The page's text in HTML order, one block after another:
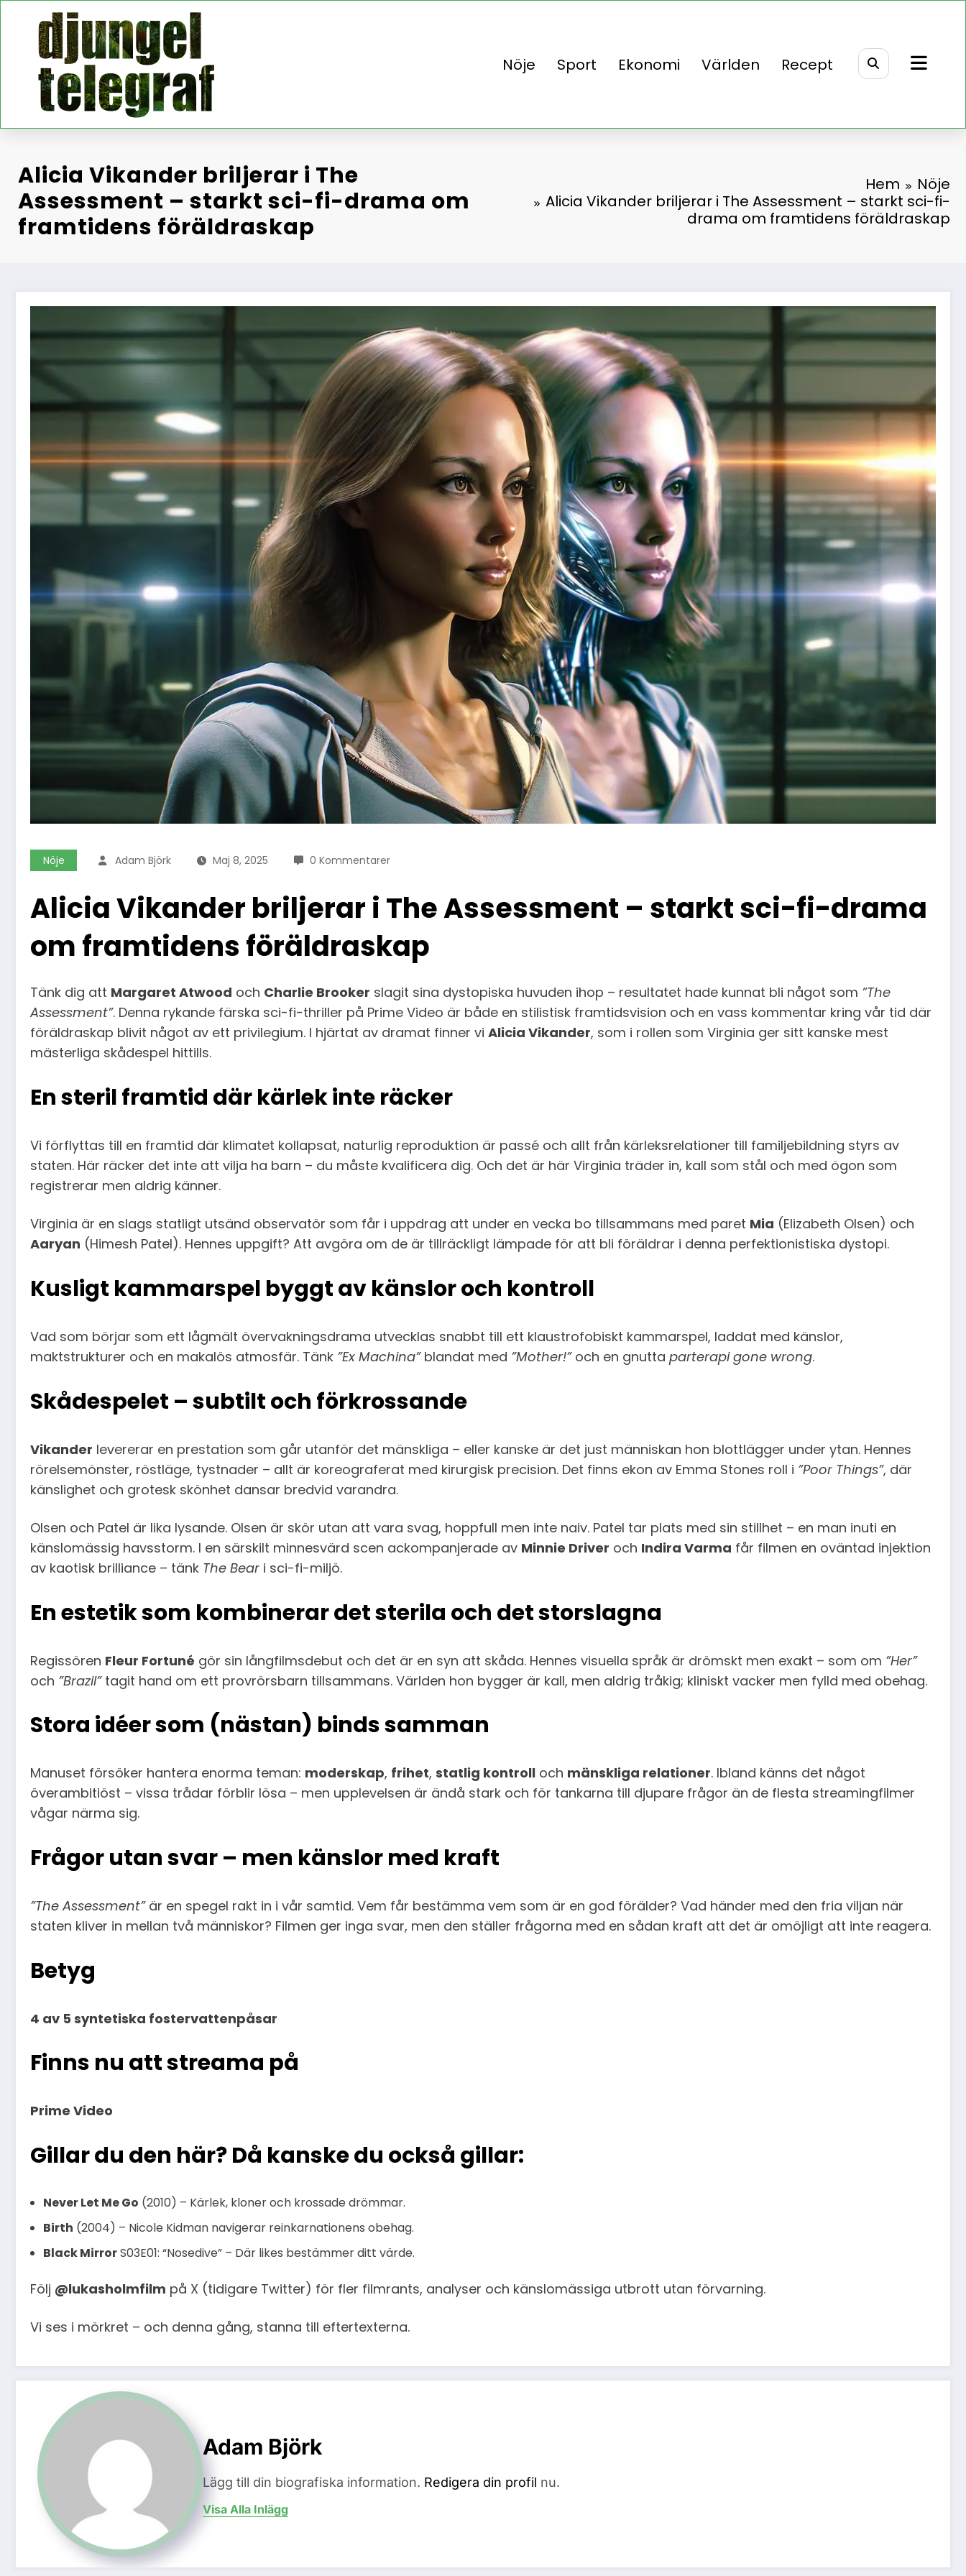
innehåll
Nöje Sport Ekonomi Världen Recept
Alicia Vikander briljerar i The
Assessment – starkt sci-fi-drama om
framtidens föräldraskap
Hem
Nöje
Alicia Vikander briljerar i The Assessment – starkt sci-fi-
drama om framtidens föräldraskap
Nöje Adam Björk Maj 8, 2025 0 Kommentarer
Alicia Vikander briljerar i The Assessment – starkt sci-fi-drama
om framtidens föräldraskap
Tänk dig att Margaret Atwood och Charlie Brooker slagit sina dystopiska huvuden ihop – resultatet hade kunnat bli något som ”The
Assessment”. Denna rykande färska sci-fi-thriller på Prime Video är både en stilistisk framtidsvision och en vass kommentar kring vår tid där
föräldraskap blivit något av ett privilegium. I hjärtat av dramat finner vi Alicia Vikander, som i rollen som Virginia ger sitt kanske mest
mästerliga skådespel hittills.
En steril framtid där kärlek inte räcker
Vi förflyttas till en framtid där klimatet kollapsat, naturlig reproduktion är passé och allt från kärleksrelationer till familjebildning styrs av
staten. Här räcker det inte att vilja ha barn – du måste kvalificera dig. Och det är här Virginia träder in, kall som stål och med ögon som
registrerar men aldrig känner.
Virginia är en slags statligt utsänd observatör som får i uppdrag att under en vecka bo tillsammans med paret Mia (Elizabeth Olsen) och
Aaryan (Himesh Patel). Hennes uppgift? Att avgöra om de är tillräckligt lämpade för att bli föräldrar i denna perfektionistiska dystopi.
Kusligt kammarspel byggt av känslor och kontroll
Vad som börjar som ett lågmält övervakningsdrama utvecklas snabbt till ett klaustrofobiskt kammarspel, laddat med känslor,
maktstrukturer och en makalös atmosfär. Tänk ”Ex Machina”blandat med ”Mother!”och en gnutta parterapi gone wrong.
Skådespelet – subtilt och förkrossande
Vikander levererar en prestation som går utanför det mänskliga – eller kanske är det just människan hon blottlägger under ytan. Hennes
rörelsemönster, röstläge, tystnader – allt är koreograferat med kirurgisk precision. Det finns ekon av Emma Stones roll i ”Poor Things”, där
känslighet och grotesk skönhet dansar bredvid varandra.
Olsen och Patel är lika lysande. Olsen är skör utan att vara svag, hoppfull men inte naiv. Patel tar plats med sin stillhet – en man inuti en
känslomässig havsstorm. I en särskilt minnesvärd scen ackompanjerade av Minnie Driver och Indira Varma får filmen en oväntad injektion
av kaotisk brilliance – tänk The Bear i sci-fi-miljö.
En estetik som kombinerar det sterila och det storslagna
Regissören Fleur Fortuné gör sin långfilmsdebut och det är en syn att skåda. Hennes visuella språk är drömskt men exakt – som om ”Her”
och ”Brazil”tagit hand om ett provrörsbarn tillsammans. Världen hon bygger är kall, men aldrig tråkig; kliniskt vacker men fylld med obehag.
Stora idéer som (nästan) binds samman
Manuset försöker hantera enorma teman: moderskap, frihet, statlig kontroll och mänskliga relationer. Ibland känns det något
överambitiöst – vissa trådar förblir lösa – men upplevelsen är ändå stark och för tankarna till djupare frågor än de flesta streamingfilmer
vågar närma sig.
Frågor utan svar – men känslor med kraft
”The Assessment”är en spegel rakt in i vår samtid. Vem får bestämma vem som är en god förälder? Vad händer med den fria viljan när
staten kliver in mellan två människor? Filmen ger inga svar, men den ställer frågorna med en sådan kraft att det är omöjligt att inte reagera.
Betyg
4 av 5 syntetiska fostervattenpåsar
Finns nu att streama på
Prime Video
Gillar du den här? Då kanske du också gillar:
Never Let Me Go (2010) – Kärlek, kloner och krossade drömmar.
Birth (2004) – Nicole Kidman navigerar reinkarnationens obehag.
Black MirrorS03E01: “Nosedive” – Där likes bestämmer ditt värde.
Följ @lukasholmfilm på X (tidigare Twitter) för fler filmrants, analyser och känslomässiga utbrott utan förvarning.
Vi ses i mörkret – och denna gång, stanna till eftertexterna.
Adam Björk
Lägg till din biografiska information. Redigera din profil nu.
Visa Alla Inlägg